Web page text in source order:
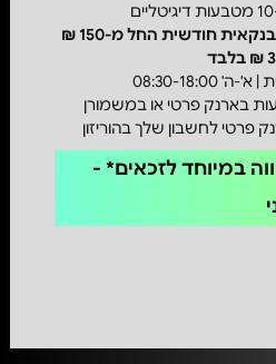
חודשית החל מ-150 ₪
18:00
בארנק פרטי או במשמורן
פרטי לחשבון שלך בהוריזון
במיוחד לזכאים* -